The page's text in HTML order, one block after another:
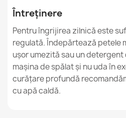
281,90 lej
Covor Culoar TIMO Sisal
195,90 lej
Întreținere
Pentru îngrijirea zilnică este
regulată. Îndepărtează petele
ușor umezită sau un detergent
mașina de spălat și nu uda în
curățare profundă
cu apă caldă.